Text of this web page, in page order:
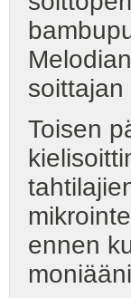
Toisen
ennen